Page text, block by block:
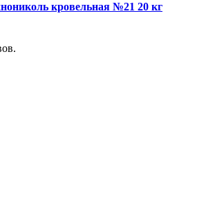
кровельная №21 20 кг